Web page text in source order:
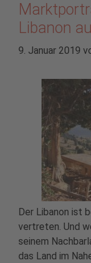
Libanon
9. Januar 2019
Der Libanon ist
vertreten. Und
seinem
das Land im